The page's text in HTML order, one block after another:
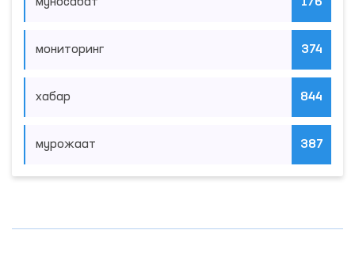
мониторинг 374
хабар 844
мурожаат 387